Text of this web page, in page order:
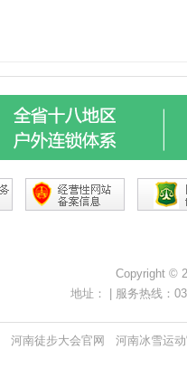
Copyright ©
地址： | 服务热线：
河南徒步大会官网 河南冰雪运